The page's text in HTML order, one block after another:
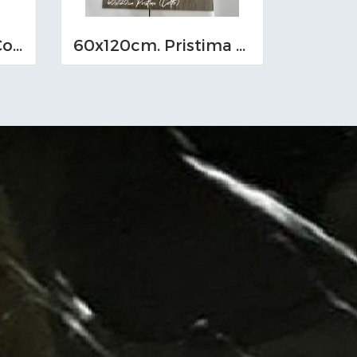
60x120cm. Linear Coffee ุุ60x120cm. Pristima Cotto